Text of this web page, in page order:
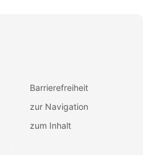
Barrierefreiheit
zur Navigation
zum Inhalt